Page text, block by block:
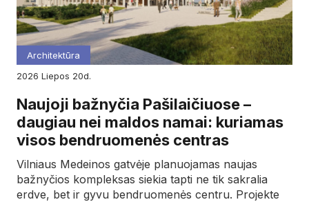
Architektūra
2026
liepos 20d.
Naujoji bažnyčia Pašilaičiuose –
daugiau nei maldos namai: kuriamas
visos bendruomenės centras
Vilniaus Medeinos gatvėje planuojamas naujas
bažnyčios kompleksas siekia tapti ne tik sakralia
erdve, bet ir gyvu bendruomenės centru. Projekte